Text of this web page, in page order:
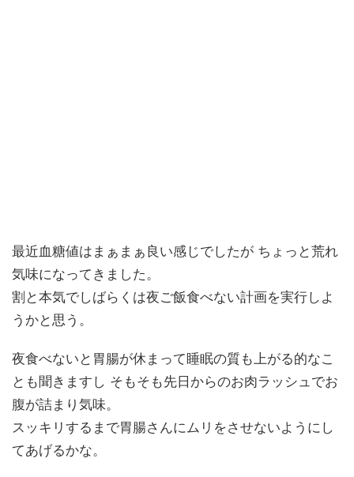
最近血糖値はまぁまぁ良い感じでしたが ちょっと荒れ
気味になってきました。
割と本気でしばらくは夜ご飯食べない計画を実行しよ
うかと思う。
夜食べないと胃腸が休まって睡眠の質も上がる的なこ
とも聞きますし そもそも先日からのお肉ラッシュでお
腹が詰まり気味。
スッキリするまで胃腸さんにムリをさせないようにし
てあげるかな。